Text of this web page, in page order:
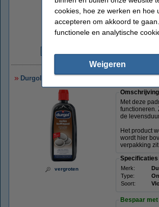
Morgen in
€ 4,95 Exclusief
Durgol padmachine ontkalker (500 ml)
vergroten
Omschrijving
Met deze
functioneren.
de
Het product
wordt hier
verpakking
Specificaties
Merk:
Type:
Soort:
Bespaar
cookies, hoe ze werken en hoe
accepteren om akkoord te
functionele en analytische
Weigeren